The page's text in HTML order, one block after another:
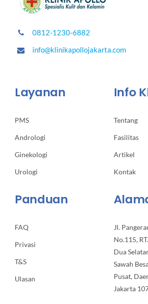
0812-1230-6882
info@klinikapollojakarta.com
Layanan
PMS
Andrologi
Ginekologi
Urologi
Info
Tentang
Fasilitas
Artikel
Kontak
Panduan
FAQ
Privasi
T&S
Ulasan
Jl.
No.115,
Dua
Sawah
Pusat,
Jakarta